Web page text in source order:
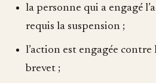
la personne qui a engagé
requis la suspension ;
l’action est engagée
brevet ;